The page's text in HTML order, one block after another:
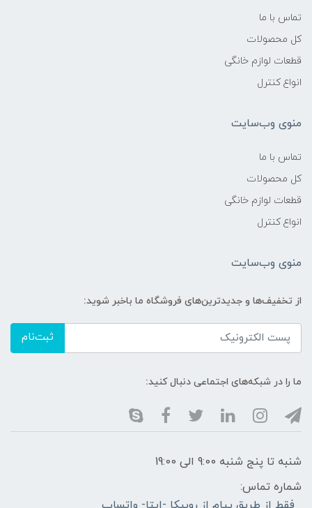
تماس با ما
کل محصولات
قطعات لوازم خانگی
انواع کنترل
منوی وب‌سایت
تماس با ما
کل محصولات
قطعات لوازم خانگی
انواع کنترل
منوی وب‌سایت
از تخفیف‌ها و جدیدترین‌های فروشگاه ما باخبر شوید:
ثبت‌نام
ما را در شبکه‌های اجتماعی دنبال کنید:
شنبه تا پنج شنبه 9:00 الی 19:00
شماره تماس: